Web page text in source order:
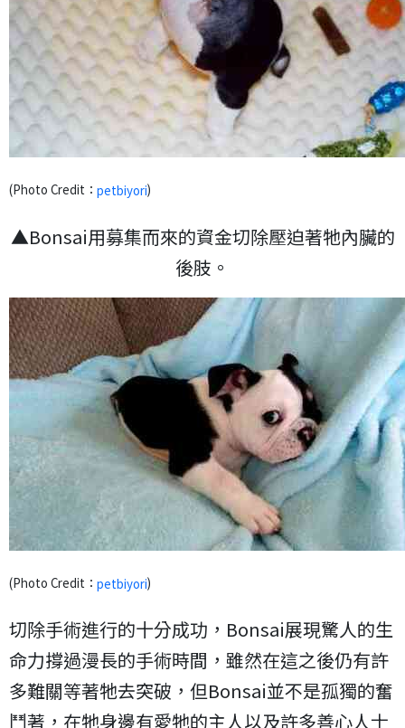
(Photo Credit： petbiyori)
▲Bonsai用募集而來的資金切除壓迫著牠內臟的
後肢。
(Photo Credit： petbiyori)
切除手術進行的十分成功，Bonsai展現驚人的生
命力撐過漫長的手術時間，雖然在這之後仍有許
多難關等著牠去突破，但Bonsai並不是孤獨的奮
鬥著，在牠身邊有愛牠的主人以及許多善心人士